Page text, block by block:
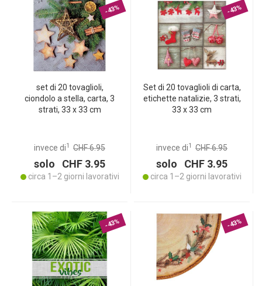
-43%
set di 20 tovaglioli,
ciondolo a stella, carta, 3
strati, 33 x 33 cm
invece di1 CHF 6.95
solo CHF 3.95
circa 1–2 giorni lavorativi
-43%
Set di 20 tovaglioli di carta,
etichette natalizie, 3 strati,
33 x 33 cm
invece di1 CHF 6.95
solo CHF 3.95
circa 1–2 giorni lavorativi
-43% -43%